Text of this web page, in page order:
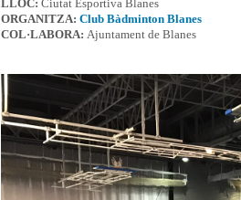
LLOC: Ciutat Esportiva Blanes
ORGANITZA: Club Bàdminton Blanes
COL·LABORA: Ajuntament de Blanes